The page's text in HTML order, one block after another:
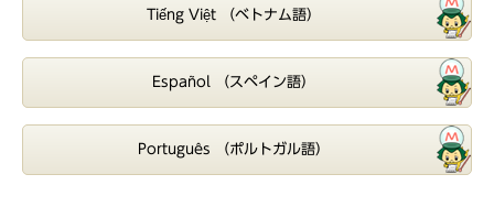
Tiếng Việt （ベトナム語）
Español （スペイン語）
Português （ポルトガル語）